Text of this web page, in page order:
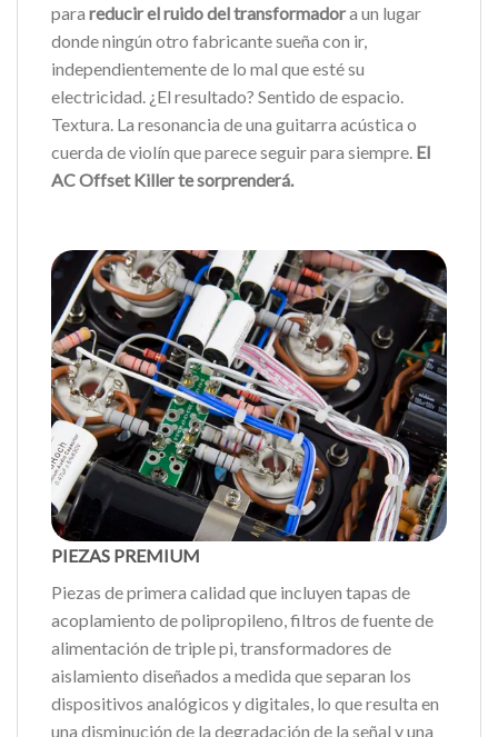
para reducir el ruido del transformadora un lugar
donde ningún otro fabricante sueña con ir,
independientemente de lo mal que esté su
electricidad. ¿El resultado? Sentido de espacio.
Textura. La resonancia de una guitarra acústica o
cuerda de violín que parece seguir para siempre. El
AC Offset Killer te sorprenderá.
PIEZAS PREMIUM
Piezas de primera calidad que incluyen tapas de
acoplamiento de polipropileno, filtros de fuente de
alimentación de triple pi, transformadores de
aislamiento diseñados a medida que separan los
dispositivos analógicos y digitales, lo que resulta en
una disminución de la degradación de la señal y una